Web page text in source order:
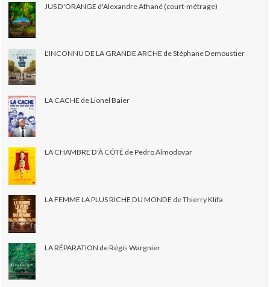
JUS D'ORANGE d'Alexandre Athané (court-métrage)
L'INCONNU DE LA GRANDE ARCHE de Stéphane Demoustier
LA CACHE de Lionel Baier
LA CHAMBRE D'À CÔTÉ de Pedro Almodovar
LA FEMME LA PLUS RICHE DU MONDE de Thierry Klifa
LA RÉPARATION de Régis Wargnier